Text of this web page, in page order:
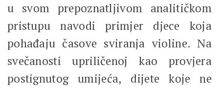
u svom prepoznatljivom analitičkom
pristupu navodi primjer djece koja
pohađaju časove sviranja violine. Na
svečanosti upriličenoj kao provjera
postignutog umijeća, dijete koje ne